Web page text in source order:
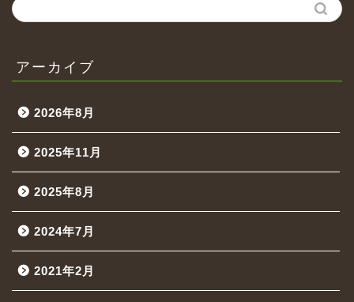
アーカイブ
2026年8月
2025年11月
2025年8月
2024年7月
2021年2月